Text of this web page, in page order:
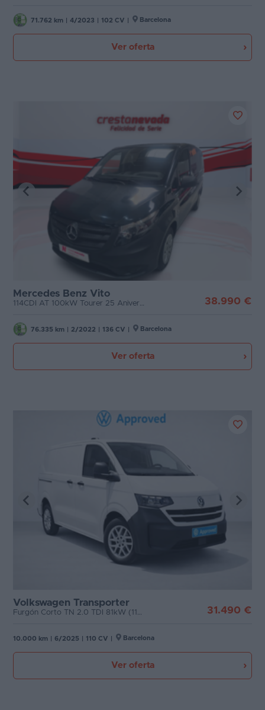
71.762 km 4/2023 102 CV Barcelona
Ver oferta
Mercedes Benz Vito
114CDI AT 100kW Tourer 25 Aniversa Comp. 38.990 €
76.335 km 2/2022 136 CV Barcelona
Ver oferta
Volkswagen Transporter
Furgón Corto TN 2.0 TDI 81kW (110CV) 31.490 €
10.000 km 6/2025 110 CV Barcelona
Ver oferta